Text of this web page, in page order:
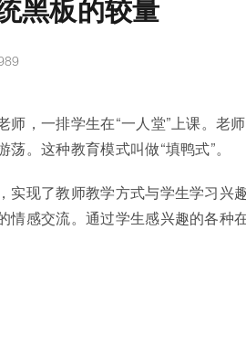
黑板的较量
，一排学生在“一人堂”上课。老
。这种教育模式叫做“填鸭式”。
实现了教师教学方式与学生学习兴
情感交流。通过学生感兴趣的各种